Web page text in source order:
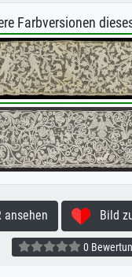
Farbversionen
ansehen Bild
0